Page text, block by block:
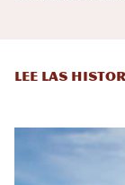
LEE LAS